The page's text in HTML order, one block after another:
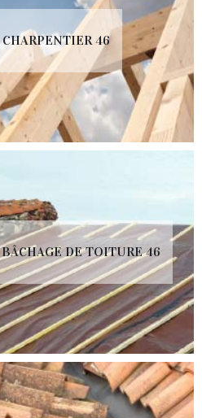
CHARPENTIER 46
DE TOITURE 46